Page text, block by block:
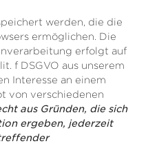
werden, die die
ermöglichen. Die
erfolgt auf
f DSGVO aus unserem
Interesse an einem
von verschiedenen
aus Gründen, die sich
ergeben, jederzeit